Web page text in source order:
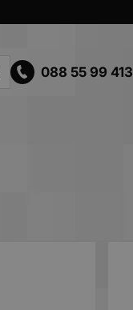
088 55 99 413